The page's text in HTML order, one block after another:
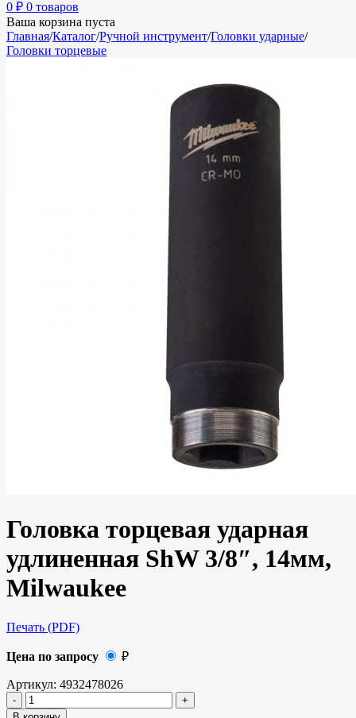
0 ₽ 0 товаров
Ваша корзина пуста
Главная/Каталог/Ручной инструмент/Головки ударные/
Головки торцевые
Головка торцевая ударная
удлиненная ShW 3/8″, 14мм,
Milwaukee
Печать (PDF)
Цена по запросу ₽
Артикул: 4932478026